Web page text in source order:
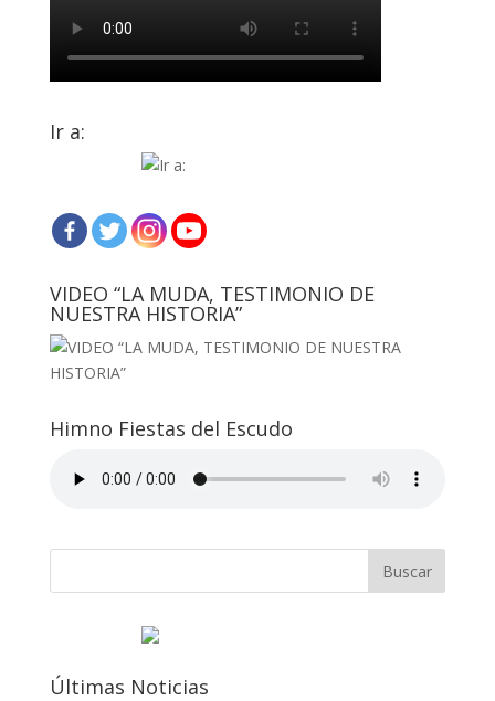
Ir a:
VIDEO “LA MUDA, TESTIMONIO DE
NUESTRA HISTORIA”
Himno Fiestas del Escudo
Últimas Noticias